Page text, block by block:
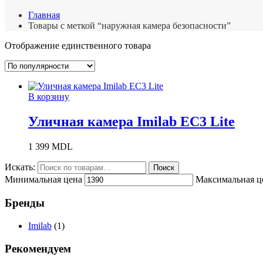
Главная
Товары с меткой “наружная камера безопасности”
Отображение единственного товара
В корзину
Уличная камера Imilab EC3 Lite
1 399 MDL
Искать: Поиск
Минимальная цена Максимальная
Бренды
Imilab (1)
Рекомендуем